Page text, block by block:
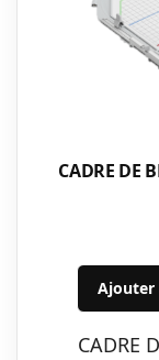
CADRE DE
Ajouter
CADRE